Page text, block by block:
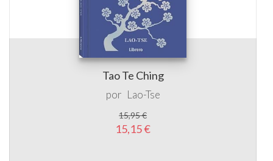
Tao Te Ching
por Lao-Tse
15,95 €
15,15 €